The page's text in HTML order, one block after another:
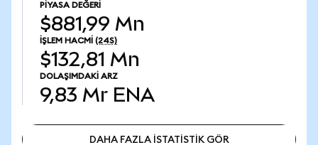
PIYASA DEĞERI
$881,99 Mn
İŞLEM HACMI (24S)
$132,81 Mn
DOLAŞIMDAKI ARZ
9,83 Mr ENA
DAHA FAZLA İSTATİSTİK GÖR